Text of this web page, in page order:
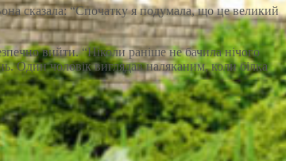
сказала: “Спочатку я подумала, що це великий
вийти. “Ніколи раніше не бачила нічого
Один чоловік виглядав наляканим, коли білка